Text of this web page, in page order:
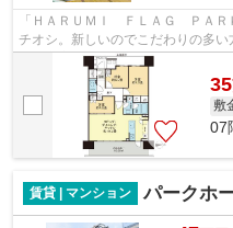
「ＨＡＲＵＭＩ ＦＬＡＧ ＰＡ
チオシ。新しいのでこだわりの多
備の充実している、楽しく生活でき
35
敷
07
賃貸 | マンション パークホーム